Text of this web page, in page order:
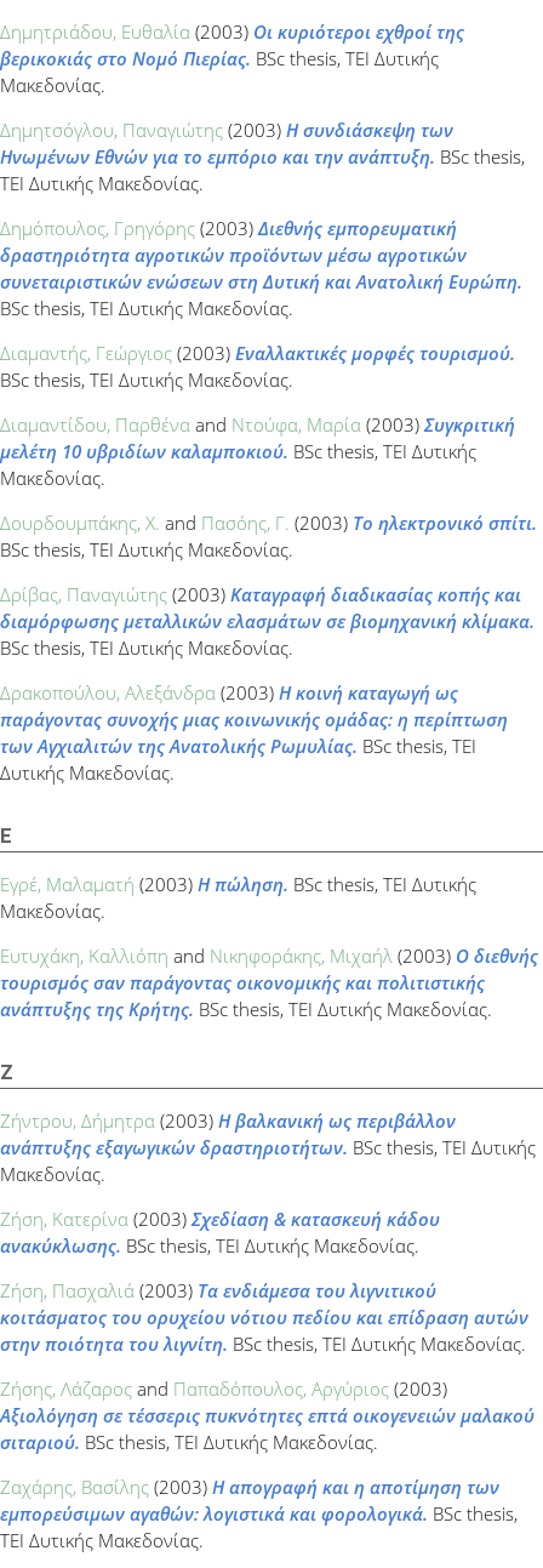
Δημητριάδου, Ευθαλία (2003) Οι κυριότεροι εχθροί της
βερικοκιάς στο Νομό Πιερίας. BSc thesis, ΤΕΙ Δυτικής
Μακεδονίας.
Δημητσόγλου, Παναγιώτης (2003) Η συνδιάσκεψη των
Ηνωμένων Εθνών για το εμπόριο και την ανάπτυξη. BSc thesis,
ΤΕΙ Δυτικής Μακεδονίας.
Δημόπουλος, Γρηγόρης (2003) Διεθνής εμπορευματική
δραστηριότητα αγροτικών προϊόντων μέσω αγροτικών
συνεταιριστικών ενώσεων στη Δυτική και Ανατολική Ευρώπη.
BSc thesis, ΤΕΙ Δυτικής Μακεδονίας.
Διαμαντής, Γεώργιος (2003) Εναλλακτικές μορφές τουρισμού.
BSc thesis, ΤΕΙ Δυτικής Μακεδονίας.
Διαμαντίδου, Παρθένα and Ντούφα, Μαρία (2003) Συγκριτική
μελέτη 10 υβριδίων καλαμποκιού. BSc thesis, ΤΕΙ Δυτικής
Μακεδονίας.
Δουρδουμπάκης, Χ. and Πασόης, Γ. (2003) Το ηλεκτρονικό σπίτι.
BSc thesis, ΤΕΙ Δυτικής Μακεδονίας.
Δρίβας, Παναγιώτης (2003) Καταγραφή διαδικασίας κοπής και
διαμόρφωσης μεταλλικών ελασμάτων σε βιομηχανική κλίμακα.
BSc thesis, ΤΕΙ Δυτικής Μακεδονίας.
Δρακοπούλου, Αλεξάνδρα (2003) Η κοινή καταγωγή ως
παράγοντας συνοχής μιας κοινωνικής ομάδας: η περίπτωση
των Αγχιαλιτών της Ανατολικής Ρωμυλίας. BSc thesis, ΤΕΙ
Δυτικής Μακεδονίας.
Ε
Εγρέ, Μαλαματή (2003) Η πώληση. BSc thesis, ΤΕΙ Δυτικής
Μακεδονίας.
Ευτυχάκη, Καλλιόπη and Νικηφοράκης, Μιχαήλ (2003) Ο διεθνής
τουρισμός σαν παράγοντας οικονομικής και πολιτιστικής
ανάπτυξης της Κρήτης. BSc thesis, ΤΕΙ Δυτικής Μακεδονίας.
Ζ
Ζήντρου, Δήμητρα (2003) Η βαλκανική ως περιβάλλον
ανάπτυξης εξαγωγικών δραστηριοτήτων. BSc thesis, ΤΕΙ Δυτικής
Μακεδονίας.
Ζήση, Κατερίνα (2003) Σχεδίαση & κατασκευή κάδου
ανακύκλωσης. BSc thesis, ΤΕΙ Δυτικής Μακεδονίας.
Ζήση, Πασχαλιά (2003) Τα ενδιάμεσα του λιγνιτικού
κοιτάσματος του ορυχείου νότιου πεδίου και επίδραση αυτών
στην ποιότητα του λιγνίτη. BSc thesis, ΤΕΙ Δυτικής Μακεδονίας.
Ζήσης, Λάζαρος and Παπαδόπουλος, Αργύριος (2003)
Αξιολόγηση σε τέσσερις πυκνότητες επτά οικογενειών μαλακού
σιταριού. BSc thesis, ΤΕΙ Δυτικής Μακεδονίας.
Ζαχάρης, Βασίλης (2003) Η απογραφή και η αποτίμηση των
εμπορεύσιμων αγαθών: λογιστικά και φορολογικά. BSc thesis,
ΤΕΙ Δυτικής Μακεδονίας.